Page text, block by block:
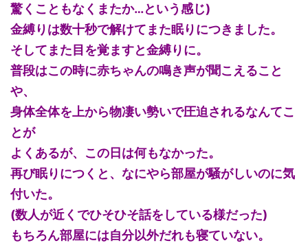
驚くこともなくまたか…という感じ)
金縛りは数十秒で解けてまた眠りにつきました。
そしてまた目を覚ますと金縛りに。
普段はこの時に赤ちゃんの鳴き声が聞こえること
や、
身体全体を上から物凄い勢いで圧迫されるなんてこ
とが
よくあるが、この日は何もなかった。
再び眠りにつくと、なにやら部屋が騒がしいのに気
付いた。
(数人が近くでひそひそ話をしている様だった)
もちろん部屋には自分以外だれも寝ていない。